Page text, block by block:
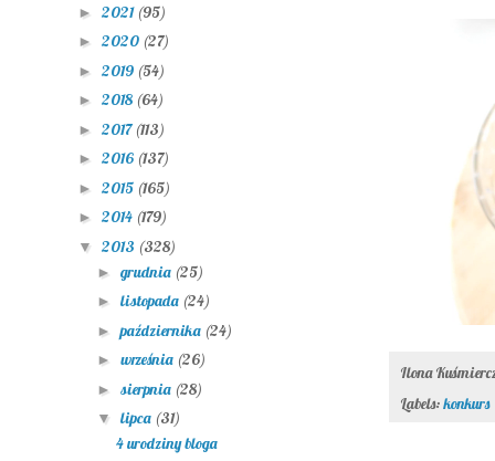
Ilona
Labels:konkurs
► 2021 (95)
► 2020 (27)
► 2019 (54)
► 2018 (64)
► 2017(113)
► 2016 (137)
► 2015 (165)
► 2014 (179)
▼ 2013 (328)
► grudnia (25)
► listopada (24)
►października (24)
► września (26)
► sierpnia (28)
▼ lipca (31)
4 urodziny bloga